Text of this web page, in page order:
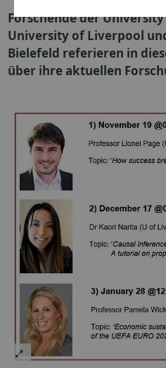
Forschende der
University of Liverpool
Bielefeld referieren in
über ihre aktuellen